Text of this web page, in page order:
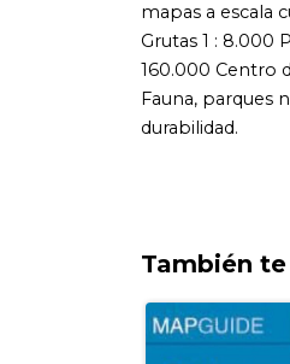
También